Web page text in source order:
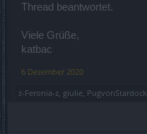
Thread beantwortet.
Viele Grüße,
katbac
6 Dezember 2020
z-Feronia-z giulie PugvonStardock